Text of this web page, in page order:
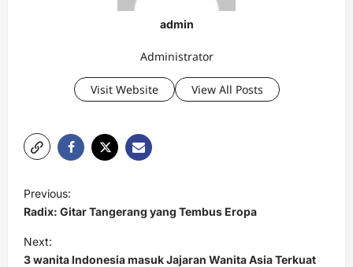
admin
Administrator
Visit Website View All Posts
o
s
t
Previous:
Radix: Gitar Tangerang yang Tembus Eropa
Next:
3 wanita Indonesia masuk Jajaran Wanita Asia Terkuat